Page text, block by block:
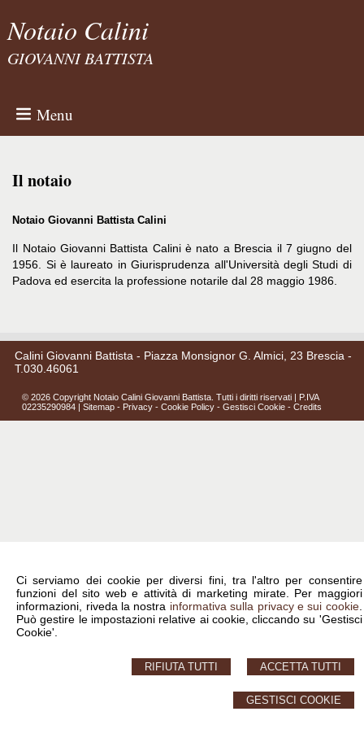
Ci serviamo dei cookie per diversi fini, tra l'altro per consentire
funzioni del sito web e attività di marketing mirate. Per maggiori
informazioni, riveda la nostra informativa sulla privacy e sui cookie.
Può gestire le impostazioni relative ai cookie, cliccando su 'Gestisci
Cookie'.
ACCETTA TUTTI
RIFIUTA TUTTI
GESTISCI COOKIE
Notaio Calini
GIOVANNI BATTISTA
Menu
Il notaio
Notaio Giovanni Battista Calini
Il Notaio Giovanni Battista Calini è nato a Brescia il 7 giugno del
1956. Si è laureato in Giurisprudenza all'Università degli Studi di
Padova ed esercita la professione notarile dal 28 maggio 1986.
Calini Giovanni Battista - Piazza Monsignor G. Almici, 23 Brescia -
T.030.46061
© 2026 Copyright Notaio Calini Giovanni Battista. Tutti i diritti riservati | P.IVA
02235290984 | Sitemap- Privacy- Cookie Policy- Gestisci Cookie- Credits